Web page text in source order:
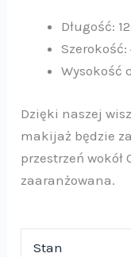
Długość:
Szerokość:
Wysokość
Dzięki naszej
makijaż będzie
przestrzeń wokół
zaaranżowana.
Stan